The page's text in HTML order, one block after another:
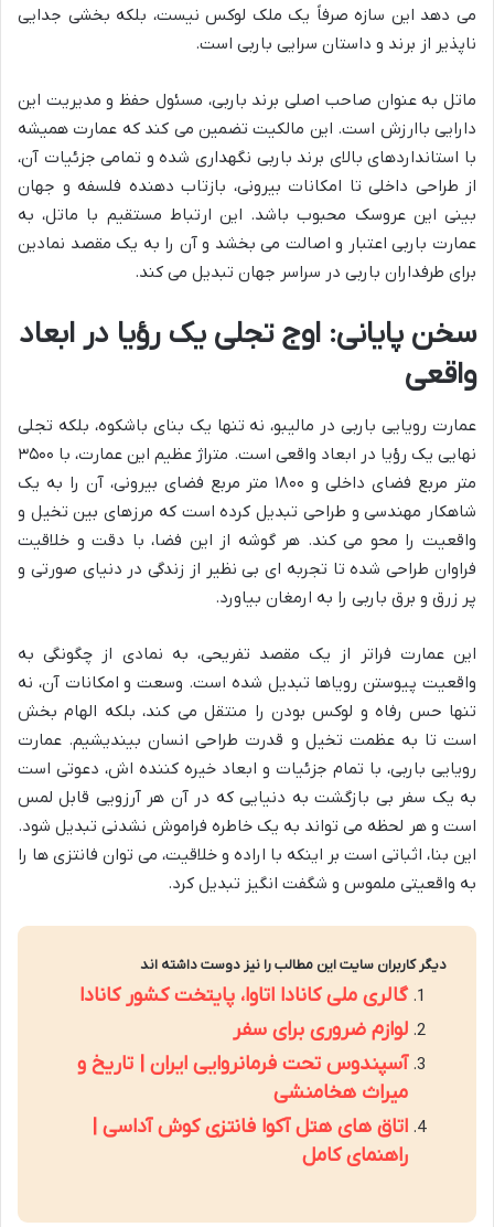
می دهد این سازه صرفاً یک ملک لوکس نیست، بلکه بخشی جدایی
ناپذیر از برند و داستان سرایی باربی است.
ماتل به عنوان صاحب اصلی برند باربی، مسئول حفظ و مدیریت این
دارایی باارزش است. این مالکیت تضمین می کند که عمارت همیشه
با استانداردهای بالای برند باربی نگهداری شده و تمامی جزئیات آن،
از طراحی داخلی تا امکانات بیرونی، بازتاب دهنده فلسفه و جهان
بینی این عروسک محبوب باشد. این ارتباط مستقیم با ماتل، به
عمارت باربی اعتبار و اصالت می بخشد و آن را به یک مقصد نمادین
برای طرفداران باربی در سراسر جهان تبدیل می کند.
سخن پایانی: اوج تجلی یک رؤیا در ابعاد
واقعی
عمارت رویایی باربی در مالیبو، نه تنها یک بنای باشکوه، بلکه تجلی
نهایی یک رؤیا در ابعاد واقعی است. متراژ عظیم این عمارت، با ۳۵۰۰
متر مربع فضای داخلی و ۱۸۰۰ متر مربع فضای بیرونی، آن را به یک
شاهکار مهندسی و طراحی تبدیل کرده است که مرزهای بین تخیل و
واقعیت را محو می کند. هر گوشه از این فضا، با دقت و خلاقیت
فراوان طراحی شده تا تجربه ای بی نظیر از زندگی در دنیای صورتی و
پر زرق و برق باربی را به ارمغان بیاورد.
این عمارت فراتر از یک مقصد تفریحی، به نمادی از چگونگی به
واقعیت پیوستن رویاها تبدیل شده است. وسعت و امکانات آن، نه
تنها حس رفاه و لوکس بودن را منتقل می کند، بلکه الهام بخش
است تا به عظمت تخیل و قدرت طراحی انسان بیندیشیم. عمارت
رویایی باربی، با تمام جزئیات و ابعاد خیره کننده اش، دعوتی است
به یک سفر بی بازگشت به دنیایی که در آن هر آرزویی قابل لمس
است و هر لحظه می تواند به یک خاطره فراموش نشدنی تبدیل شود.
این بنا، اثباتی است بر اینکه با اراده و خلاقیت، می توان فانتزی ها را
به واقعیتی ملموس و شگفت انگیز تبدیل کرد.
دیگر کاربران سایت این مطالب را نیز دوست داشته اند
گالری ملی کانادا اتاوا، پایتخت کشور کانادا
لوازم ضروری برای سفر
آسپندوس تحت فرمانروایی ایران | تاریخ و
میراث هخامنشی
اتاق های هتل آکوا فانتزی کوش آداسی |
راهنمای کامل